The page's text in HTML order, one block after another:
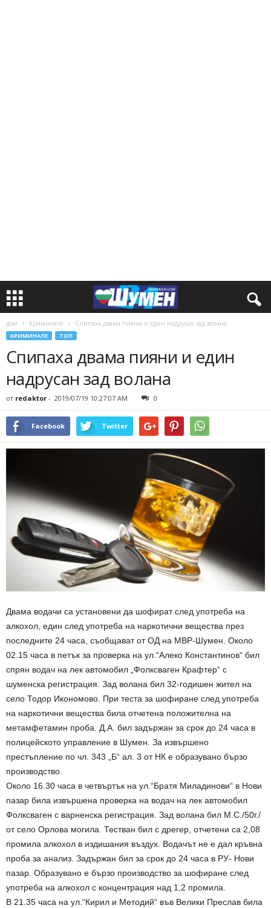
дом Криминале Спипаха двама пияни и един надрусан зад волана
КРИМИНАЛЕ ТОП
Спипаха двама пияни и един
надрусан зад волана
от redaktor - 2019/07/19 10:27:07 AM 0
Facebook Twitter
Двама водачи са установени да шофират след употреба на
алкохол, един след употреба на наркотични вещества през
последните 24 часа, съобщават от ОД на МВР-Шумен. Около
02.15 часа в петък за проверка на ул.“Алеко Константинов“ бил
спрян водач на лек автомобил „Фолксваген Крафтер“ с
шуменска регистрация. Зад волана бил 32-годишен жител на
село Тодор Икономово. При теста за шофиране след употреба
на наркотични вещества била отчетена положителна на
метамфетамин проба. Д.А. бил задържан за срок до 24 часа в
полицейското управление в Шумен. За извършено
престъпление по чл. 343 „Б“ ал. 3 от НК е образувано бързо
производство.
Около 16.30 часа в четвъртък на ул.“Братя Миладинови“ в Нови
пазар била извършена проверка на водач на лек автомобил
Фолксваген с варненска регистрация. Зад волана бил М.С./50г./
от село Орлова могила. Тестван бил с дрегер, отчетени са 2,08
промила алкохол в издишания въздух. Водачът не е дал кръвна
проба за анализ. Задържан бил за срок до 24 часа в РУ- Нови
пазар. Образувано е бързо производство за шофиране след
употреба на алкохол с концентрация над 1,2 промила.
В 21.35 часа на ул.“Кирил и Методий“ във Велики Преслав била